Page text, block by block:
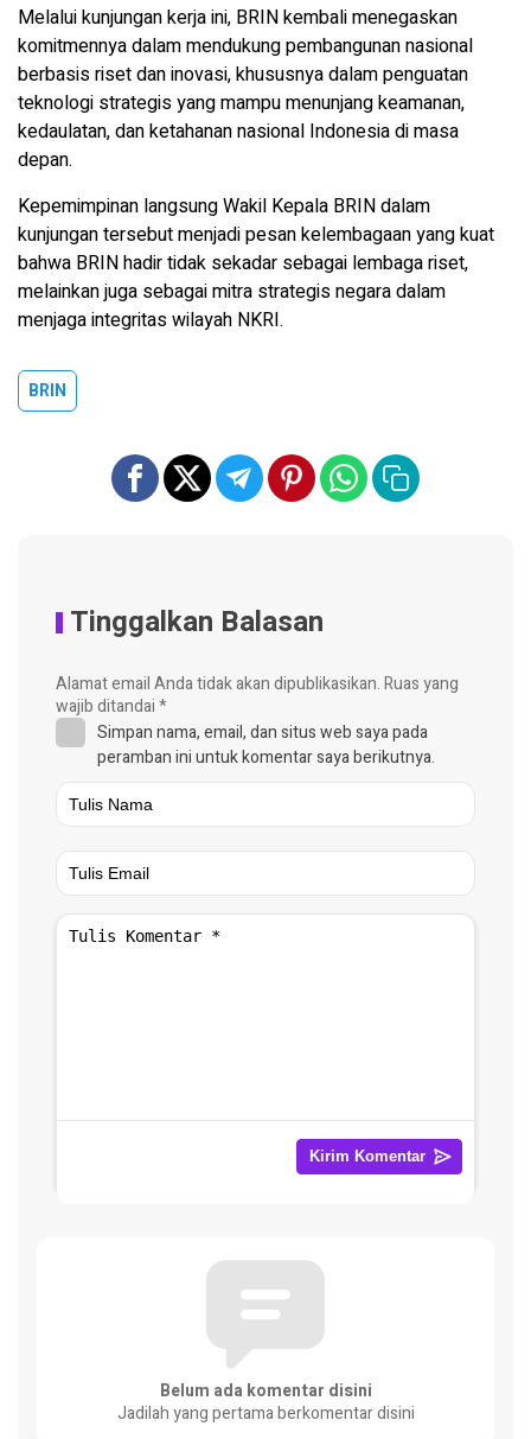
Melalui kunjungan kerja ini, BRIN kembali menegaskan
komitmennya dalam mendukung pembangunan nasional
berbasis riset dan inovasi, khususnya dalam penguatan
teknologi strategis yang mampu menunjang keamanan,
kedaulatan, dan ketahanan nasional Indonesia di masa
depan.
Kepemimpinan langsung Wakil Kepala BRIN dalam
kunjungan tersebut menjadi pesan kelembagaan yang kuat
bahwa BRIN hadir tidak sekadar sebagai lembaga riset,
melainkan juga sebagai mitra strategis negara dalam
menjaga integritas wilayah NKRI.
BRIN
Tinggalkan Balasan
Alamat email Anda tidak akan dipublikasikan.Ruas yang
wajib ditandai*
Simpan nama, email, dan situs web saya pada
peramban ini untuk komentar saya berikutnya.
Belum ada komentar disini
Jadilah yang pertama berkomentar disini